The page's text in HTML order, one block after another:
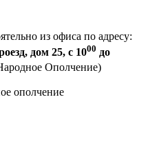
из офиса по адресу:
дом 25, с 1000 до
Ополчение)
ополчение